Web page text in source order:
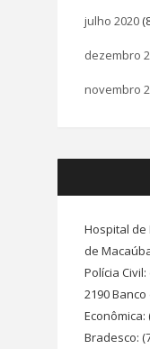
julho 2020
dezembro
novembro
Hospital de
de
Polícia Civil:
2190 Banco
Econômica:
Bradesco: